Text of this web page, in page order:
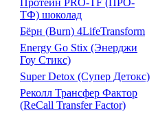
Протеин PRO-TF (ПРО-
ТФ) шоколад
Бёрн (Burn) 4LifeTransform
Energy Go Stix (Энерджи
Гоу Стикс)
Super Detox (Супер Детокс)
Реколл Трансфер Фактор
(ReCall Transfer Factor)